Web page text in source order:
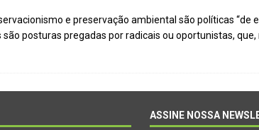
nos estados do
e preservação ambiental são políticas “de
posturas pregadas por radicais ou oportunistas,
ASSINE NOSSA